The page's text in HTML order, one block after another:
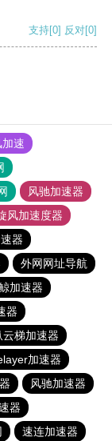
支持[0] 反对[0]
速
风驰加速器
风加速度器
器
外网网址导航
加速器
器
云梯加速器
加速器
风驰加速器
器
速连加速器